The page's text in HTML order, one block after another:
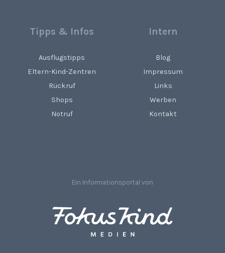
Tipps & Infos
Ausflugstipps
Eltern-Kind-Zentren
Rückruf
Shops
Notruf
Intern
Blog
Impressum
Links
Werben
Kontakt
Ein Informationsportal von